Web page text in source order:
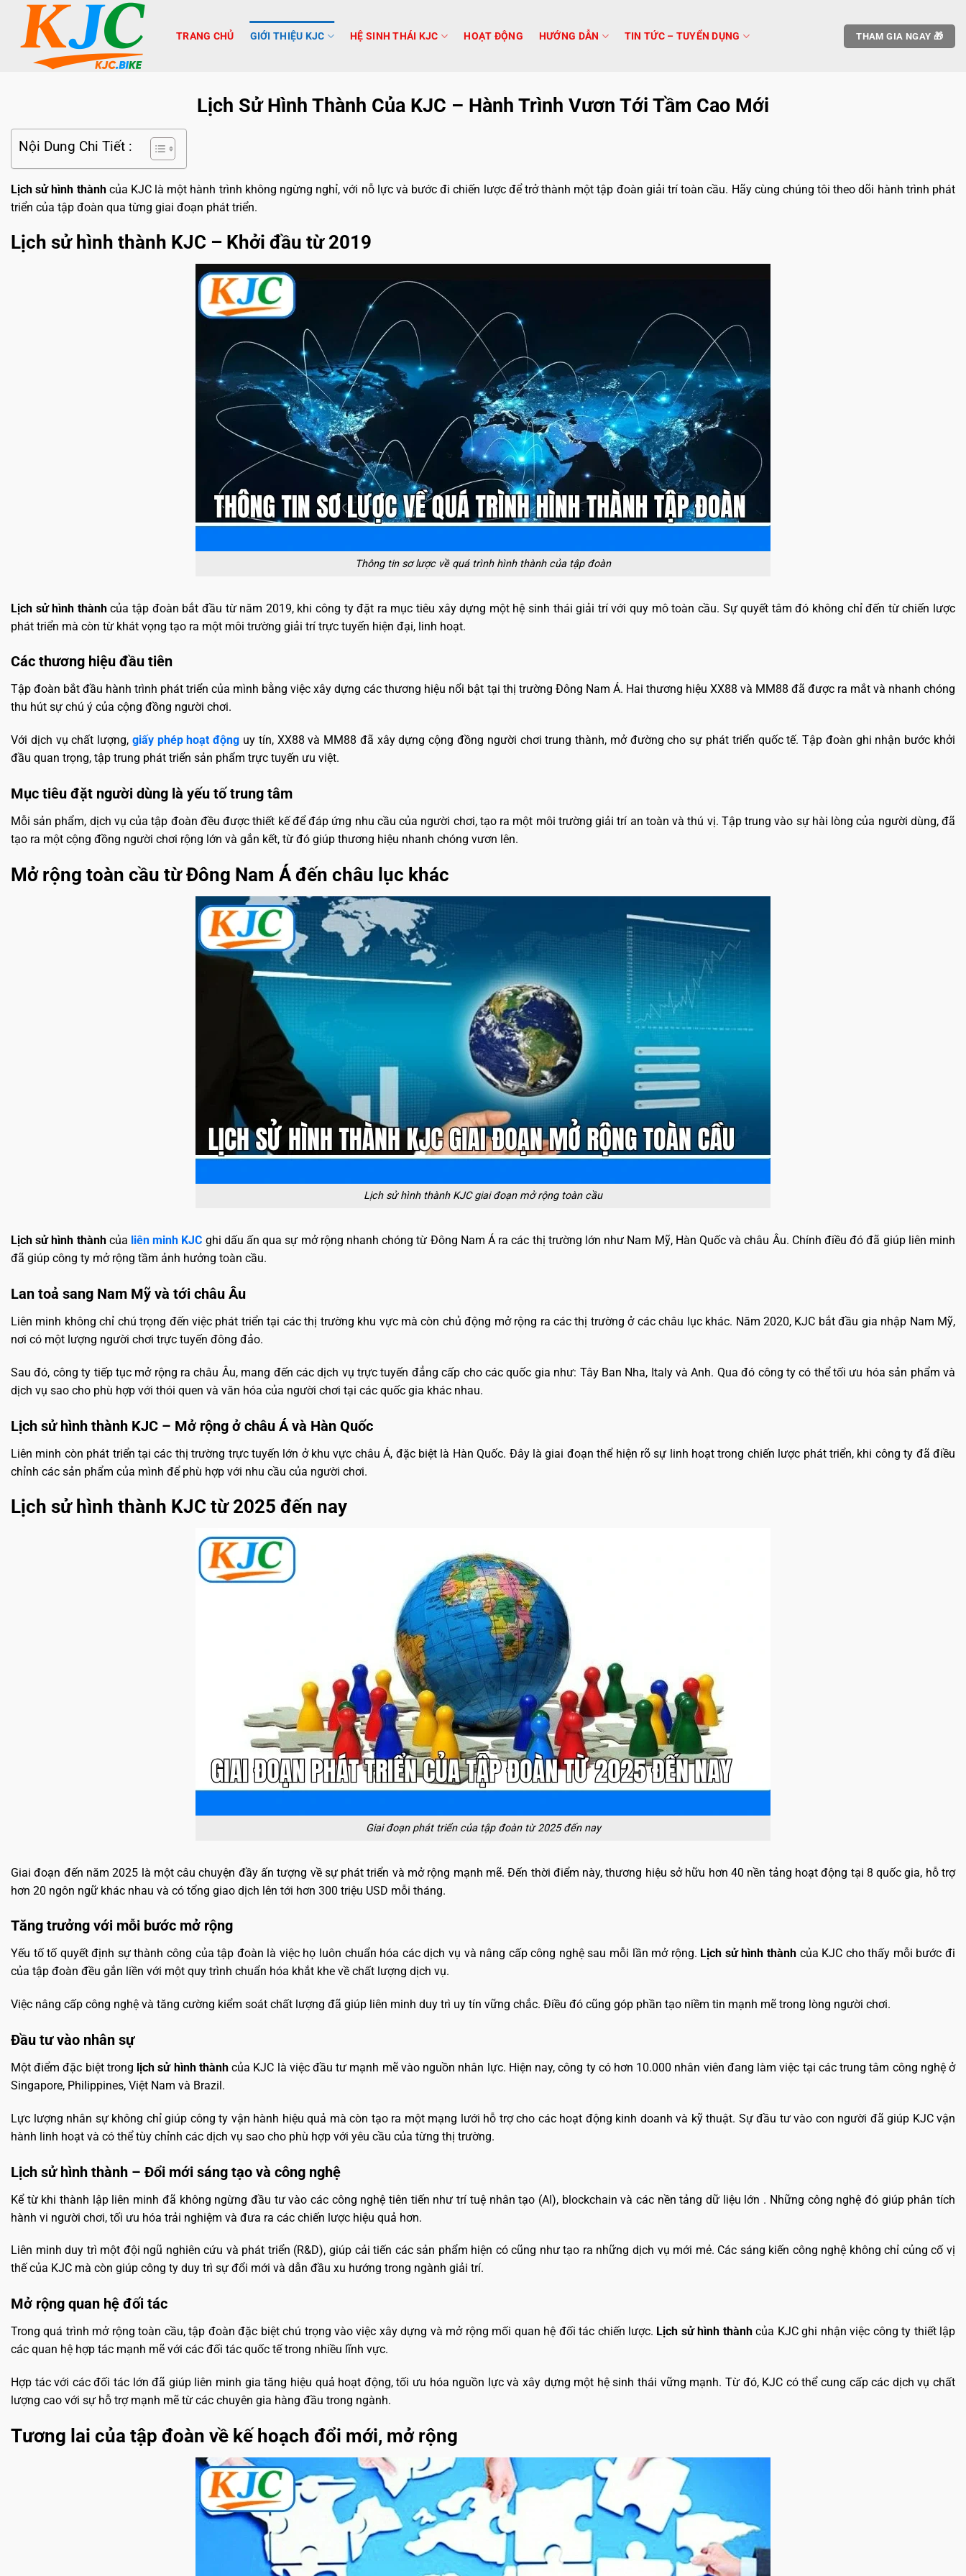
TRANG CHỦ GIỚI THIỆU KJC HỆ SINH THÁI KJC HOẠT ĐỘNG HƯỚNG DẪN TIN TỨC – TUYỂN DỤNG THAM GIA NGAY 🎁
Lịch Sử Hình Thành Của KJC – Hành Trình Vươn Tới Tầm Cao Mới
Nội Dung Chi Tiết :
Lịch sử hình thànhcủa KJC là một hành trình không ngừng nghỉ, với nỗ lực và bước đi chiến lược để trở thành một tập đoàn giải trí toàn cầu. Hãy cùng chúng tôi theo dõi hành trình phát
triển của tập đoàn qua từng giai đoạn phát triển.
Lịch sử hình thành KJC – Khởi đầu từ 2019
Thông tin sơ lược về quá trình hình thành của tập đoàn
Lịch sử hình thànhcủa tập đoàn bắt đầu từ năm 2019, khi công ty đặt ra mục tiêu xây dựng một hệ sinh thái giải trí với quy mô toàn cầu. Sự quyết tâm đó không chỉ đến từ chiến lược
phát triển mà còn từ khát vọng tạo ra một môi trường giải trí trực tuyến hiện đại, linh hoạt.
Các thương hiệu đầu tiên
Tập đoàn bắt đầu hành trình phát triển của mình bằng việc xây dựng các thương hiệu nổi bật tại thị trường Đông Nam Á. Hai thương hiệu XX88 và MM88 đã được ra mắt và nhanh chóng
thu hút sự chú ý của cộng đồng người chơi.
Với dịch vụ chất lượng, giấy phép hoạt động uy tín, XX88 và MM88 đã xây dựng cộng đồng người chơi trung thành, mở đường cho sự phát triển quốc tế. Tập đoàn ghi nhận bước khởi
đầu quan trọng, tập trung phát triển sản phẩm trực tuyến ưu việt.
Mục tiêu đặt người dùng là yếu tố trung tâm
Mỗi sản phẩm, dịch vụ của tập đoàn đều được thiết kế để đáp ứng nhu cầu của người chơi, tạo ra một môi trường giải trí an toàn và thú vị. Tập trung vào sự hài lòng của người dùng, đã
tạo ra một cộng đồng người chơi rộng lớn và gắn kết, từ đó giúp thương hiệu nhanh chóng vươn lên.
Mở rộng toàn cầu từ Đông Nam Á đến châu lục khác
Lịch sử hình thành KJC giai đoạn mở rộng toàn cầu
Lịch sử hình thànhcủa liên minh KJC ghi dấu ấn qua sự mở rộng nhanh chóng từ Đông Nam Á ra các thị trường lớn như Nam Mỹ, Hàn Quốc và châu Âu. Chính điều đó đã giúp liên minh
đã giúp công ty mở rộng tầm ảnh hưởng toàn cầu.
Lan toả sang Nam Mỹ và tới châu Âu
Liên minh không chỉ chú trọng đến việc phát triển tại các thị trường khu vực mà còn chủ động mở rộng ra các thị trường ở các châu lục khác. Năm 2020, KJC bắt đầu gia nhập Nam Mỹ,
nơi có một lượng người chơi trực tuyến đông đảo.
Sau đó, công ty tiếp tục mở rộng ra châu Âu, mang đến các dịch vụ trực tuyến đẳng cấp cho các quốc gia như: Tây Ban Nha, Italy và Anh. Qua đó công ty có thể tối ưu hóa sản phẩm và
dịch vụ sao cho phù hợp với thói quen và văn hóa của người chơi tại các quốc gia khác nhau.
Lịch sử hình thành KJC – Mở rộng ở châu Á và Hàn Quốc
Liên minh còn phát triển tại các thị trường trực tuyến lớn ở khu vực châu Á, đặc biệt là Hàn Quốc. Đây là giai đoạn thể hiện rõ sự linh hoạt trong chiến lược phát triển, khi công ty đã điều
chỉnh các sản phẩm của mình để phù hợp với nhu cầu của người chơi.
Lịch sử hình thành KJC từ 2025 đến nay
Giai đoạn phát triển của tập đoàn từ 2025 đến nay
Giai đoạn đến năm 2025 là một câu chuyện đầy ấn tượng về sự phát triển và mở rộng mạnh mẽ. Đến thời điểm này, thương hiệu sở hữu hơn 40 nền tảng hoạt động tại 8 quốc gia, hỗ trợ
hơn 20 ngôn ngữ khác nhau và có tổng giao dịch lên tới hơn 300 triệu USD mỗi tháng.
Tăng trưởng với mỗi bước mở rộng
Yếu tố tố quyết định sự thành công của tập đoàn là việc họ luôn chuẩn hóa các dịch vụ và nâng cấp công nghệ sau mỗi lần mở rộng. Lịch sử hình thành của KJC cho thấy mỗi bước đi
của tập đoàn đều gắn liền với một quy trình chuẩn hóa khắt khe về chất lượng dịch vụ.
Việc nâng cấp công nghệ và tăng cường kiểm soát chất lượng đã giúp liên minh duy trì uy tín vững chắc. Điều đó cũng góp phần tạo niềm tin mạnh mẽ trong lòng người chơi.
Đầu tư vào nhân sự
Một điểm đặc biệt trong lịch sử hình thànhcủa KJC là việc đầu tư mạnh mẽ vào nguồn nhân lực. Hiện nay, công ty có hơn 10.000 nhân viên đang làm việc tại các trung tâm công nghệ ở
Singapore, Philippines, Việt Nam và Brazil.
Lực lượng nhân sự không chỉ giúp công ty vận hành hiệu quả mà còn tạo ra một mạng lưới hỗ trợ cho các hoạt động kinh doanh và kỹ thuật. Sự đầu tư vào con người đã giúp KJC vận
hành linh hoạt và có thể tùy chỉnh các dịch vụ sao cho phù hợp với yêu cầu của từng thị trường.
Lịch sử hình thành – Đổi mới sáng tạo và công nghệ
Kể từ khi thành lập liên minh đã không ngừng đầu tư vào các công nghệ tiên tiến như trí tuệ nhân tạo (AI), blockchain và các nền tảng dữ liệu lớn . Những công nghệ đó giúp phân tích
hành vi người chơi, tối ưu hóa trải nghiệm và đưa ra các chiến lược hiệu quả hơn.
Liên minh duy trì một đội ngũ nghiên cứu và phát triển (R&D), giúp cải tiến các sản phẩm hiện có cũng như tạo ra những dịch vụ mới mẻ. Các sáng kiến công nghệ không chỉ củng cố vị
thế của KJC mà còn giúp công ty duy trì sự đổi mới và dẫn đầu xu hướng trong ngành giải trí.
Mở rộng quan hệ đối tác
Trong quá trình mở rộng toàn cầu, tập đoàn đặc biệt chú trọng vào việc xây dựng và mở rộng mối quan hệ đối tác chiến lược. Lịch sử hình thànhcủa KJC ghi nhận việc công ty thiết lập
các quan hệ hợp tác mạnh mẽ với các đối tác quốc tế trong nhiều lĩnh vực.
Hợp tác với các đối tác lớn đã giúp liên minh gia tăng hiệu quả hoạt động, tối ưu hóa nguồn lực và xây dựng một hệ sinh thái vững mạnh. Từ đó, KJC có thể cung cấp các dịch vụ chất
lượng cao với sự hỗ trợ mạnh mẽ từ các chuyên gia hàng đầu trong ngành.
Tương lai của tập đoàn về kế hoạch đổi mới, mở rộng